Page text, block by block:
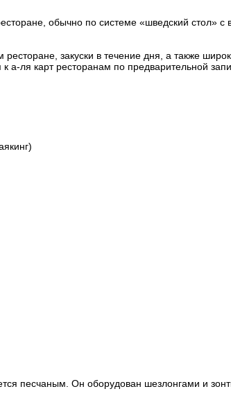
обычно по системе «шведский стол»
закуски в течение дня, а также
а-ля карт ресторанам по предварительной
песчаным. Он оборудован шезлонгами и